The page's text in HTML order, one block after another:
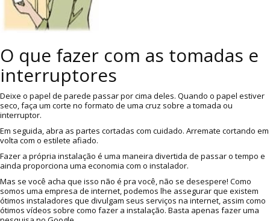
O que fazer com as tomadas e
interruptores
Deixe o papel de parede passar por cima deles. Quando o papel estiver
seco, faça um corte no formato de uma cruz sobre a tomada ou
interruptor.
Em seguida, abra as partes cortadas com cuidado. Arremate cortando em
volta com o estilete afiado.
Fazer a própria instalação é uma maneira divertida de passar o tempo e
ainda proporciona uma economia com o instalador.
Mas se você acha que isso não é pra você, não se desespere! Como
somos uma empresa de internet, podemos lhe assegurar que existem
ótimos instaladores que divulgam seus serviços na internet, assim como
ótimos vídeos sobre como fazer a instalação. Basta apenas fazer uma